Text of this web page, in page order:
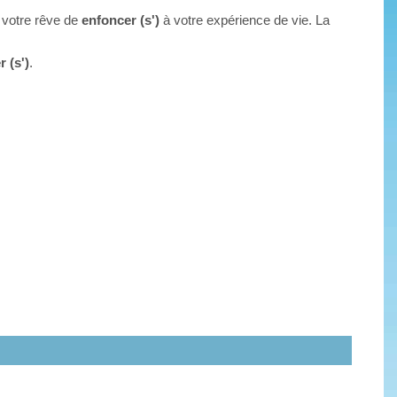
votre rêve deenfoncer (s') à votre expérience de vie. La
(s').